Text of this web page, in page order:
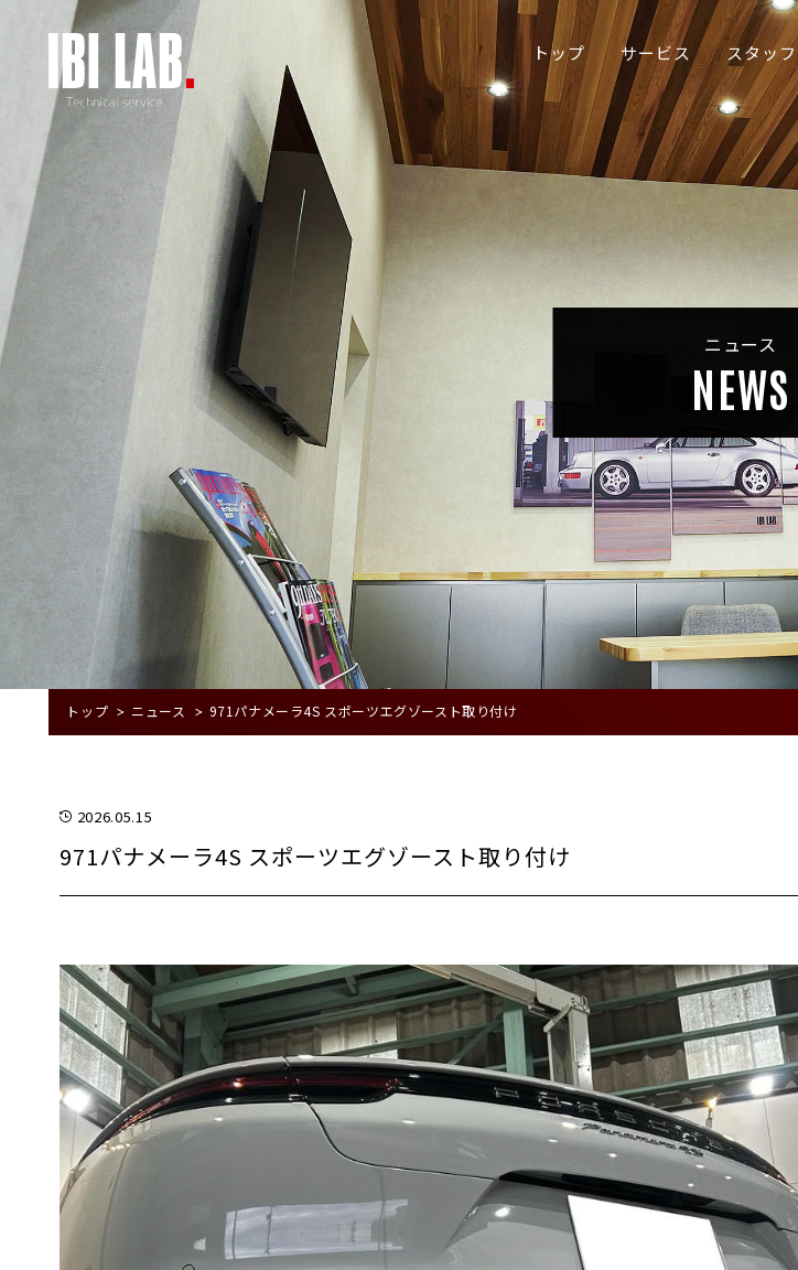
トップ サービス スタッフ
ニュース
NEWS
トップ ニュース 971パナメーラ4S スポーツエグゾースト取り付け
2026.05.15
971パナメーラ4S スポーツエグゾースト取り付け